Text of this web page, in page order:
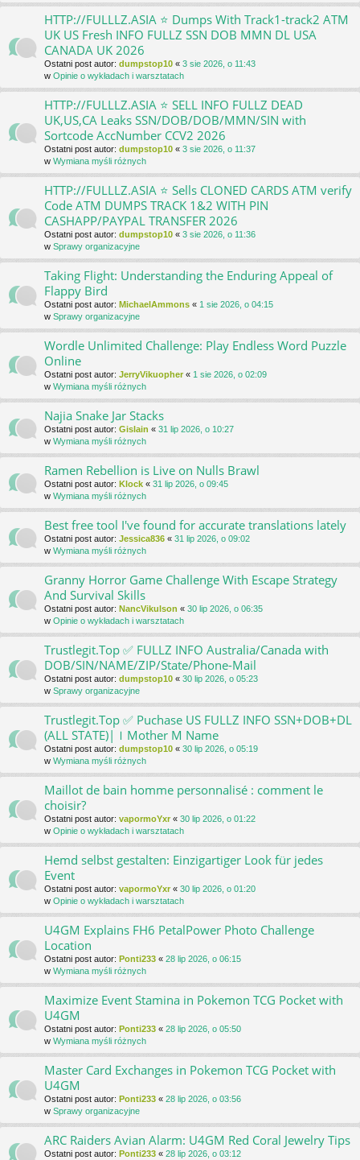
HTTP://FULLLZ.ASIA ⭐️ Dumps With Track1-track2 ATM
UK US Fresh INFO FULLZ SSN DOB MMN DL USA
CANADA UK 2026
Ostatni post autor: dumpstop10 « 3 sie 2026, o 11:43
w Opinie o wykładach i warsztatach
HTTP://FULLLZ.ASIA ⭐️ SELL INFO FULLZ DEAD
UK,US,CA Leaks SSN/DOB/DOB/MMN/SIN with
Sortcode AccNumber CCV2 2026
Ostatni post autor: dumpstop10 « 3 sie 2026, o 11:37
w Wymiana myśli różnych
HTTP://FULLLZ.ASIA ⭐️ Sells CLONED CARDS ATM verify
Code ATM DUMPS TRACK 1&2 WITH PIN
CASHAPP/PAYPAL TRANSFER 2026
Ostatni post autor: dumpstop10 « 3 sie 2026, o 11:36
w Sprawy organizacyjne
Taking Flight: Understanding the Enduring Appeal of
Flappy Bird
Ostatni post autor: MichaelAmmons « 1 sie 2026, o 04:15
w Sprawy organizacyjne
Wordle Unlimited Challenge: Play Endless Word Puzzle
Online
Ostatni post autor: JerryVikuopher « 1 sie 2026, o 02:09
w Wymiana myśli różnych
Najia Snake Jar Stacks
Ostatni post autor: Gislain « 31 lip 2026, o 10:27
w Wymiana myśli różnych
Ramen Rebellion is Live on Nulls Brawl
Ostatni post autor: Klock « 31 lip 2026, o 09:45
w Wymiana myśli różnych
Best free tool I've found for accurate translations lately
Ostatni post autor: Jessica836 « 31 lip 2026, o 09:02
w Wymiana myśli różnych
Granny Horror Game Challenge With Escape Strategy
And Survival Skills
Ostatni post autor: NancVikulson « 30 lip 2026, o 06:35
w Opinie o wykładach i warsztatach
Trustlegit.Top ✅ FULLZ INFO Australia/Canada with
DOB/SIN/NAME/ZIP/State/Phone-Mail
Ostatni post autor: dumpstop10 « 30 lip 2026, o 05:23
w Sprawy organizacyjne
Trustlegit.Top ✅ Puchase US FULLZ INFO SSN+DOB+DL
(ALL STATE)|ｌMother M Name
Ostatni post autor: dumpstop10 « 30 lip 2026, o 05:19
w Wymiana myśli różnych
Maillot de bain homme personnalisé : comment le
choisir?
Ostatni post autor: vapormoYxr « 30 lip 2026, o 01:22
w Opinie o wykładach i warsztatach
Hemd selbst gestalten: Einzigartiger Look für jedes
Event
Ostatni post autor: vapormoYxr « 30 lip 2026, o 01:20
w Opinie o wykładach i warsztatach
U4GM Explains FH6 PetalPower Photo Challenge
Location
Ostatni post autor: Ponti233 « 28 lip 2026, o 06:15
w Wymiana myśli różnych
Maximize Event Stamina in Pokemon TCG Pocket with
U4GM
Ostatni post autor: Ponti233 « 28 lip 2026, o 05:50
w Wymiana myśli różnych
Master Card Exchanges in Pokemon TCG Pocket with
U4GM
Ostatni post autor: Ponti233 « 28 lip 2026, o 03:56
w Sprawy organizacyjne
ARC Raiders Avian Alarm: U4GM Red Coral Jewelry Tips
Ostatni post autor: Ponti233 « 28 lip 2026, o 03:12